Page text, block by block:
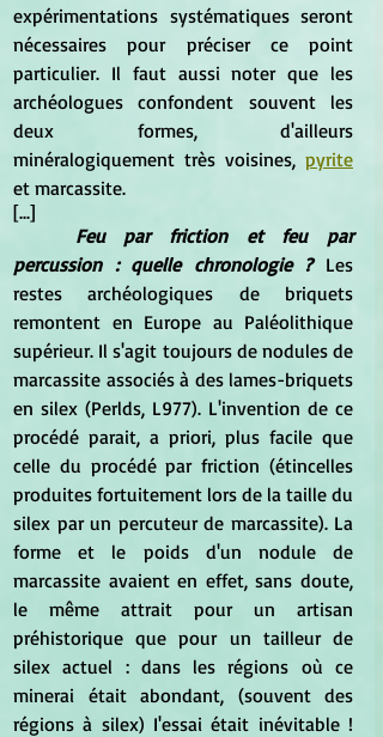
expérimentations systématiques seront
nécessaires pour préciser ce point
particulier. Il faut aussi noter que les
archéologues confondent souvent les
deux formes, d'ailleurs
minéralogiquement très voisines, pyrite
et marcassite.
[...]
Feu par friction et feu par
percussion : quelle chronologie ? Les
restes archéologiques de briquets
remontent en Europe au Paléolithique
supérieur. Il s'agit toujours de nodules de
marcassite associés à des lames-briquets
en silex (Perlds, L977). L'invention de ce
procédé parait, a priori, plus facile que
celle du procédé par friction (étincelles
produites fortuitement lors de la taille du
silex par un percuteur de marcassite). La
forme et le poids d'un nodule de
marcassite avaient en effet, sans doute,
le même attrait pour un artisan
préhistorique que pour un tailleur de
silex actuel : dans les régions où ce
minerai était abondant, (souvent des
régions à silex) I'essai était inévitable !